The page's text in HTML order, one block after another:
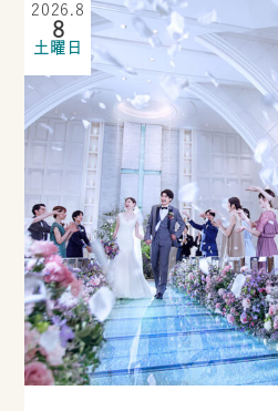
2026.8
8
土曜日